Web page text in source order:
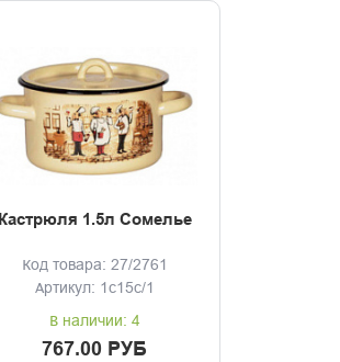
Кастрюля 1.5л Сомелье
Код товара: 27/2761
Артикул: 1с15с/1
В наличии: 4
767.00 РУБ